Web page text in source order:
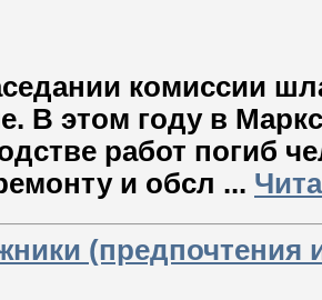
комиссии
В этом году в
работ погиб
и обсл ...
(предпочтения